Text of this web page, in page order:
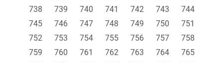
738
739 740 741 742 743
744
745
746 747 748 749 750
751
752
753 754 755 756 757
758
759
760 761 762 763 764
765